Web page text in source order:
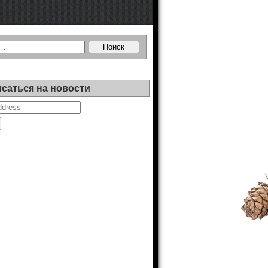
на новости